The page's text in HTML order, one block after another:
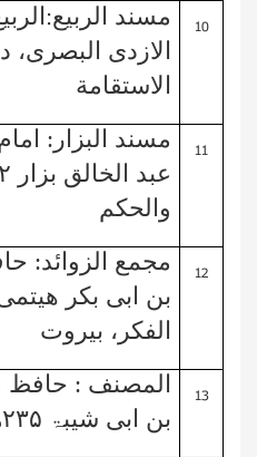
10 مسند الربیع:
الازدی البصری،
الاستقامة
11 مسند البزار:
عبد الخالق بزار
والحکم
12 مجمع الزوائد:
بن ابی بکر
الفکر، بیروت
13 المصنف : حافظ
بن ابی شیبۃ ۲۳۵